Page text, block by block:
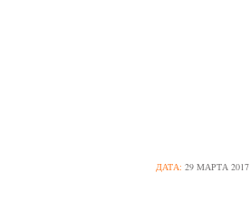
ДАТА: 29 МАРТА 2017